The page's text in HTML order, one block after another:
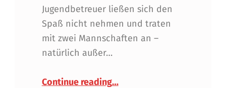
Jugendbetreuer ließen sich den
Spaß nicht nehmen und traten
mit zwei Mannschaften an –
natürlich außer…
Continue reading…